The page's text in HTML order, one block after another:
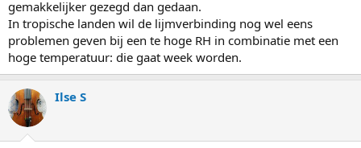
gemakkelijker gezegd dan gedaan.
In tropische landen wil de lijmverbinding nog wel eens
problemen geven bij een te hoge RH in combinatie met een
hoge temperatuur: die gaat week worden.
Ilse S